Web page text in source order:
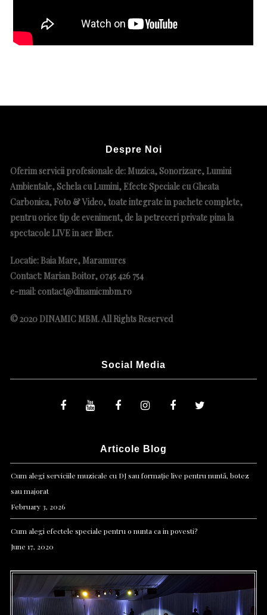
Despre Noi
Oferim servicii profesionale de: Muzica, Sonorizare, Lumini
Ambientale, Schela cu Lumini, Efecte Speciale cu Gheata
Carbonica, Foto & Video, toate integrate in pachete complete,
pentru orice tip de eveniment, de la petreceri private pina la
spectacole LIVE in aer liber.
Locatie: Baia Mare, Maramures
Contact: Marian Boitor, 0745 426 754
e-mail: contact@dinamicmbm.ro
© 2020 DINAMIC MBM. All Rights Reserved
Social Media
Articole Blog
Cum alegi serviciile muzicale cu DJ sau formație live pentru nuntă, botez
sau majorat
February 3, 2026
Cum alegi efectele speciale pentru o nunta ca in povesti?
June 17, 2020